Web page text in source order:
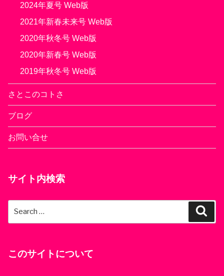
2024年夏号 Web版
2021年新春未来号 Web版
2020年秋冬号 Web版
2020年新春号 Web版
2019年秋冬号 Web版
さとこのコトさ
ブログ
お問い合せ
サイト内検索
このサイトについて